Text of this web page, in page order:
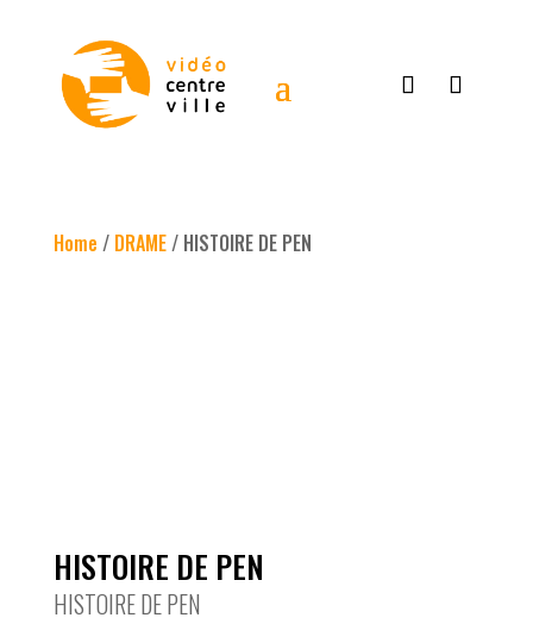
Home / DRAME/ HISTOIRE DE PEN
HISTOIRE DE PEN
HISTOIRE DE PEN